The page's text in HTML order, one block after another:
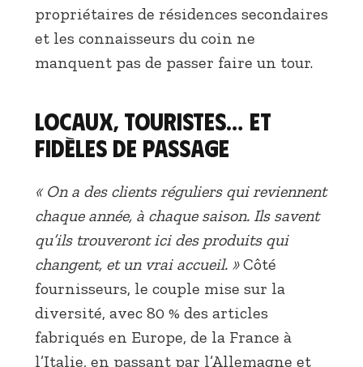
propriétaires de résidences secondaires
et les connaisseurs du coin ne
manquent pas de passer faire un tour.
Locaux, touristes… et
fidèles de passage
« On a des clients réguliers qui reviennent
chaque année, à chaque saison. Ils savent
qu’ils trouveront ici des produits qui
changent, et un vrai accueil. »Côté
fournisseurs, le couple mise sur la
diversité, avec 80 % des articles
fabriqués en Europe, de la France à
l’Italie, en passant par l’Allemagne et